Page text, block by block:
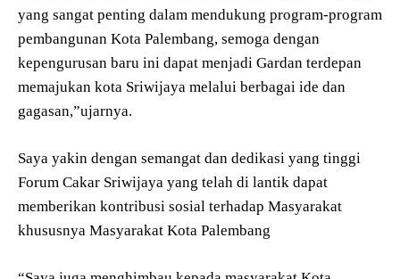
yang sangat penting dalam mendukung program-program
pembangunan Kota Palembang, semoga dengan
kepengurusan baru ini dapat menjadi Gardan terdepan
memajukan kota Sriwijaya melalui berbagai ide dan
gagasan,”ujarnya.
Saya yakin dengan semangat dan dedikasi yang tinggi
Forum Cakar Sriwijaya yang telah di lantik dapat
memberikan kontribusi sosial terhadap Masyarakat
khususnya Masyarakat Kota Palembang